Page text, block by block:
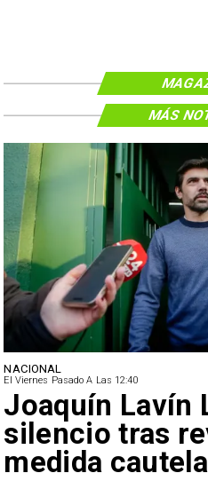
NACIONAL
El Viernes Pasado A Las 12:40
Joaquín Lavín
silencio tras
medida
MÁS